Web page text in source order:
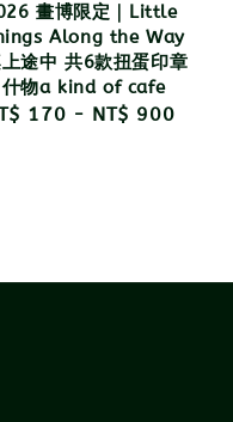
畫博限定｜Little
Along the Way
途中 共6款扭蛋印章
什物a kind of cafe
170 - NT$ 900